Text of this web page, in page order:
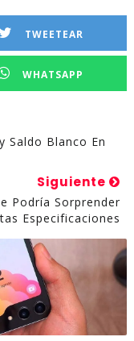
TWEETEAR
WHATSAPP
Saldo Blanco En
Siguiente
Podría Sorprender
Especificaciones